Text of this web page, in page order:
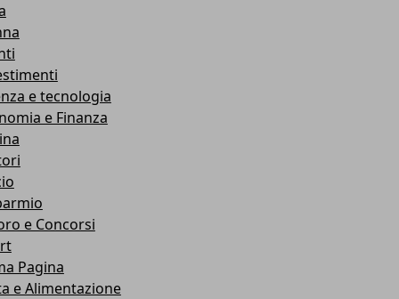
e tecnologia
e Finanza
e Concorsi
Pagina
e Alimentazione